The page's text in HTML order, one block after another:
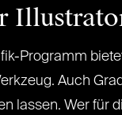
Programm
Auch
lassen. Wer für